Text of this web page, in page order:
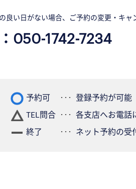
良い日がない場合、ご予約の変更・キャ
050-1742-7234
予約可
登録予約が可能
TEL問合
各支店へお電話
終了
ネット予約の受